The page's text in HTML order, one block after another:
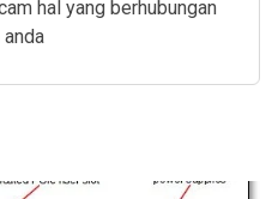
hal yang berhubungan